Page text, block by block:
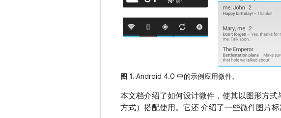
图 1. Android 4.0 中的示例应用微件。
本文档介绍了如何设计微件，使其以图形方
方式）搭配使用。它还 介绍了一些微件图片